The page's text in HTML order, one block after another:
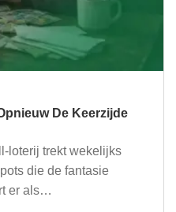
De Keerzijde
loterij trekt wekelijks
die de fantasie
er als…